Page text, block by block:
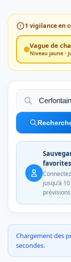
1 vigilance en
Vague de
Niveau jaune ·
favorites
jusqu'à
Chargement des
secondes.